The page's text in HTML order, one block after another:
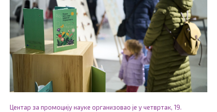
Центар за промоцију науке организовао је у четвртак, 19.